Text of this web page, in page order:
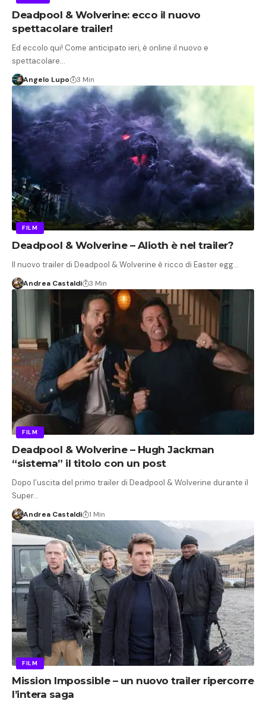
Deadpool & Wolverine: ecco il nuovo
spettacolare trailer!
Ed eccolo qui! Come anticipato ieri, è online il nuovo e
spettacolare…
Angelo Lupo 3 Min
FILM
Deadpool & Wolverine – Alioth è nel trailer?
Il nuovo trailer di Deadpool & Wolverine è ricco di Easter egg…
Andrea Castaldi 3 Min
FILM
Deadpool & Wolverine – Hugh Jackman
“sistema” il titolo con un post
Dopo l’uscita del primo trailer di Deadpool & Wolverine durante il
Super…
Andrea Castaldi 1 Min
FILM
Mission Impossible – un nuovo trailer ripercorre
l’intera saga